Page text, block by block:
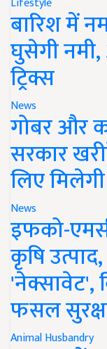
बारिश में
घुसेगी
ट्रिक्स
News
गोबर और
सरकार
लिए
News
इफको-
कृषि
'नेक्सावेट',
फसल
Animal Husbandry